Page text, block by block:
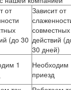
от
(до 30
Зависит от
совместных
действий
30 дней)
1
Необходим
приезд